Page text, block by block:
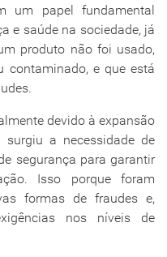
um papel fundamental
e saúde na sociedade, já
produto não foi usado,
contaminado, e que está
devido à expansão
a necessidade de
segurança para garantir
Isso porque foram
formas de fraudes e,
nos níveis de